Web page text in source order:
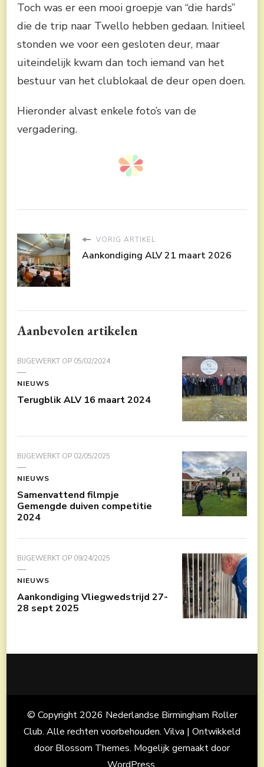
Toch was er een mooi groepje van “die hards”
die de trip naar Twello hebben gedaan. Initieel
stonden we voor een gesloten deur, maar
uiteindelijk kwam dan toch iemand van het
bestuur van het clublokaal de deur open doen.
Hieronder alvast enkele foto’s van de
vergadering.
VORIG ARTIKEL
Aankondiging ALV 21 maart 2026
Aanbevolen artikelen
BIJGEWERKT OP 05/02/2024
NIEUWS
Terugblik ALV 16 maart 2024
BIJGEWERKT OP 02/05/2025
NIEUWS
Samenvattend filmpje
Gemengde duiven competitie
2024
BIJGEWERKT OP 09/24/2025
NIEUWS
Aankondiging Vliegwedstrijd 27-
28 sept 2025
© Copyright 2026 Nederlandse Birmingham Roller
Club. Alle rechten voorbehouden. Vilva | Ontwikkeld
doorBlossom Themes. Mogelijk gemaakt door